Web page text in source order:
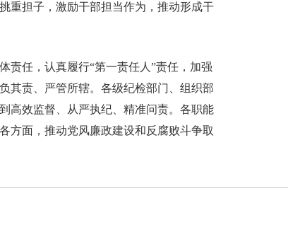
重担子，激励干部担当作为，推动形成干
责任，认真履行“第一责任人”责任，加强
其责、严管所辖。各级纪检部门、组织部
高效监督、从严执纪、精准问责。各职能
方面，推动党风廉政建设和反腐败斗争取